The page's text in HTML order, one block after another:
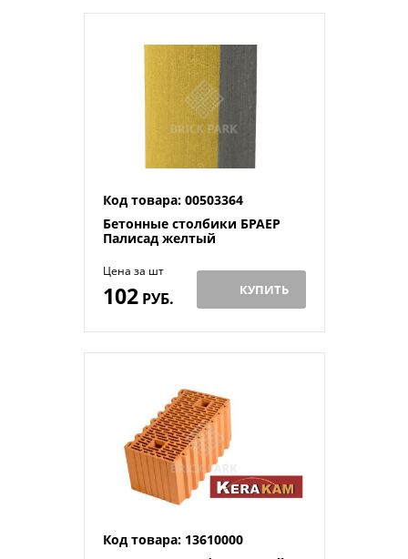
Код товара: 00503364
Бетонные столбики БРАЕР
Палисад желтый
Цена за шт
102РУБ. КУПИТЬ
Код товара: 13610000